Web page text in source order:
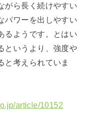
がら長く続けやすい
パワーを出しやすい
るようです。とはい
というより、強度や
と考えられていま
article/10152